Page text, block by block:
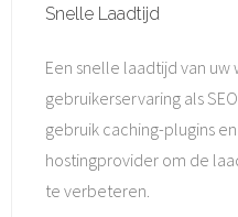
Snelle Laadtijd
Een snelle laadtijd van
gebruikerservaring als
gebruik caching-plugins
hostingprovider om de
te verbeteren.